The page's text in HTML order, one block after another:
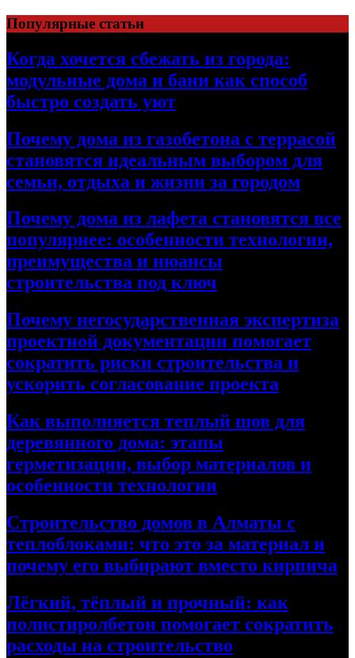
Перейти
к
содержимому
Популярные статьи
Когда хочется сбежать из города:
модульные дома и бани как способ
быстро создать уют
Почему дома из газобетона с террасой
становятся идеальным выбором для
семьи, отдыха и жизни за городом
Почему дома из лафета становятся все
популярнее: особенности технологии,
преимущества и нюансы
строительства под ключ
Почему негосударственная экспертиза
проектной документации помогает
сократить риски строительства и
ускорить согласование проекта
Как выполняется теплый шов для
деревянного дома: этапы
герметизации, выбор материалов и
особенности технологии
Строительство домов в Алматы с
теплоблоками: что это за материал и
почему его выбирают вместо кирпича
Лёгкий, тёплый и прочный: как
полистиролбетон помогает сократить
расходы на строительство